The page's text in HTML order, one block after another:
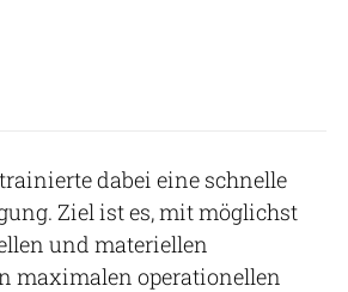
dabei eine schnelle
Ziel ist es, mit möglichst
und materiellen
maximalen operationellen